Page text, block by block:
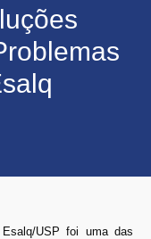
USP foi uma das